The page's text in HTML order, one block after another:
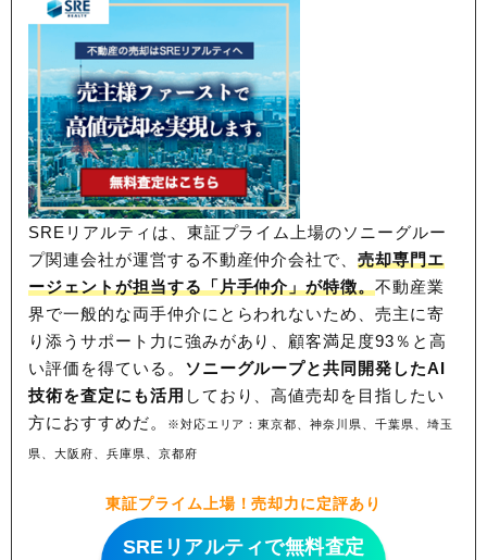
SREリアルティは、東証プライム上場のソニーグルー
プ関連会社が運営する不動産仲介会社で、売却専門エ
ージェントが担当する「片手仲介」が特徴。不動産業
界で一般的な両手仲介にとらわれないため、売主に寄
り添うサポート力に強みがあり、顧客満足度93％と高
い評価を得ている。 ソニーグループと共同開発したAI
技術を査定にも活用 しており、高値売却を目指したい
方におすすめだ。
※対応エリア：東京都、神奈川県、千葉県、埼玉
県、大阪府、兵庫県、京都府
東証プライム上場！売却力に定評あり
SREリアルティで無料査定